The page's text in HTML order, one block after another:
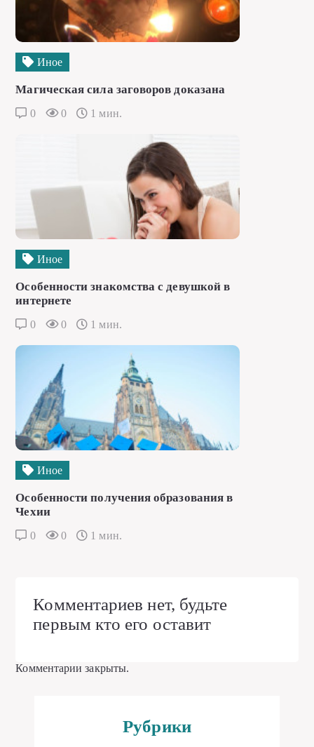
Иное
Магическая сила заговоров доказана
0 0 1 мин.
Иное
Особенности знакомства с девушкой в
интернете
0 0 1 мин.
Иное
Особенности получения образования в
Чехии
0 0 1 мин.
Комментариев нет, будьте
первым кто его оставит
Комментарии закрыты.
Рубрики